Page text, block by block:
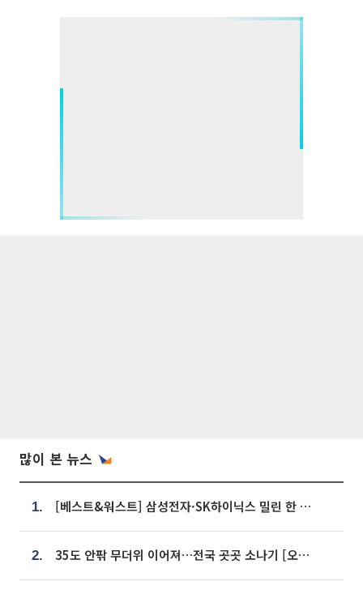
많이 본 뉴스
1. [베스트&워스트] 삼성전자·SK하이닉스 밀린 한 주…상상인증권은 85% 급등
2. 35도 안팎 무더위 이어져…전국 곳곳 소나기 [오늘 날씨]